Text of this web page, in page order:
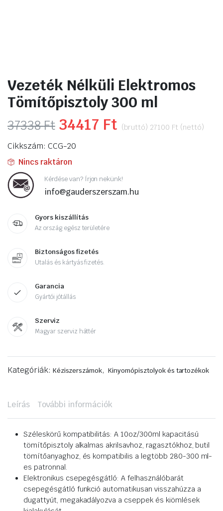
Vezeték Nélküli Elektromos
Tömítőpisztoly 300 ml
37338Ft Original
price
was:
37338 Ft.
34417 Ft Current
34417 Ft.
(bruttó) 27100 Ft (nettó)
Cikkszám: CCG-20
Nincs raktáron
Kérdése van? Írjon nekünk!
info@gauderszerszam.hu
Gyors kiszállítás
Az ország egész területére
Biztonságos fizetés
Utalás és kártyás fizetés.
Garancia
Gyártói jótállás
Szerviz
Magyar szerviz háttér
Kategóriák: Kéziszerszámok, Kinyomópisztolyok és tartozékok
Leírás További információk
Széleskörű kompatibilitás: A 10oz/300ml kapacitású
tömítőpisztoly alkalmas akrilsavhoz, ragasztókhoz, butil
tömítőanyaghoz, és kompatibilis a legtöbb 280-300 ml-
es patronnal.
Elektronikus csepegésgátló: A felhasználóbarát
csepegésgátló funkció automatikusan visszahúzza a
dugattyút, megakadályozva a cseppek és kiömlések